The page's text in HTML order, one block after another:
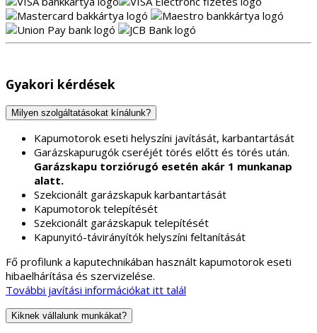
Gyakori kérdések
Milyen szolgáltatásokat kínálunk?
Kapumotorok eseti helyszíni javítását, karbantartását
Garázskapurugók cseréjét törés előtt és törés után.
Garázskapu torziórugó esetén akár 1 munkanap
alatt.
Szekcionált garázskapuk karbantartását
Kapumotorok telepítését
Szekcionált garázskapuk telepítését
Kapunyitó-távirányítók helyszíni feltanítását
Fő profilunk a kaputechnikában használt kapumotorok eseti
hibaelhárítása és szervizelése.
További javítási információkat itt talál
Kiknek vállalunk munkákat?